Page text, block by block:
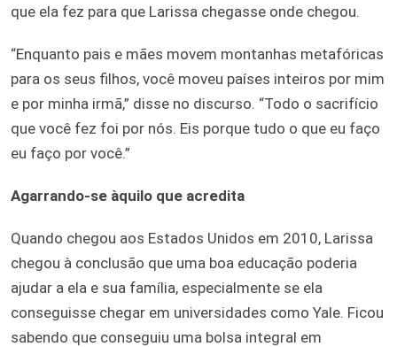
que ela fez para que Larissa chegasse onde chegou.
“Enquanto pais e mães movem montanhas metafóricas
para os seus filhos, você moveu países inteiros por mim
e por minha irmã,” disse no discurso. “Todo o sacrifício
que você fez foi por nós. Eis porque tudo o que eu faço
eu faço por você.”
Agarrando-se àquilo que acredita
Quando chegou aos Estados Unidos em 2010, Larissa
chegou à conclusão que uma boa educação poderia
ajudar a ela e sua família, especialmente se ela
conseguisse chegar em universidades como Yale. Ficou
sabendo que conseguiu uma bolsa integral em